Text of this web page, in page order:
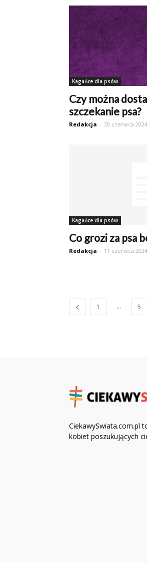
Kagańce dla psów
Czy można
szczekanie psa?
Redakcja - 30 czerwca 2024
Kagańce dla psów
Co grozi za psa
Redakcja - 11 czerwca 2024
1 ... 5
CiekawySwiata.com.pl
kobiet poszukujących